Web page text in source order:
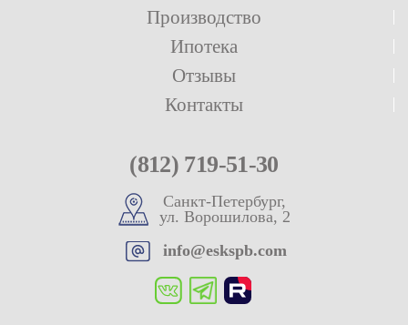
Производство
Ипотека
Отзывы
Контакты
(812) 719-51-30
Санкт-Петербург,
ул. Ворошилова, 2
info@eskspb.com